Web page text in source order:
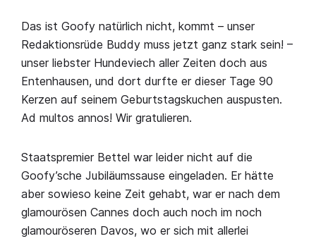
Das ist Goofy natürlich nicht, kommt – unser
Redaktionsrüde Buddy muss jetzt ganz stark sein! –
unser liebster Hundeviech aller Zeiten doch aus
Entenhausen, und dort durfte er dieser Tage 90
Kerzen auf seinem Geburtstagskuchen auspusten.
Ad multos annos! Wir gratulieren.
Staatspremier Bettel war leider nicht auf die
Goofy’sche Jubiläumssause eingeladen. Er hätte
aber sowieso keine Zeit gehabt, war er nach dem
glamourösen Cannes doch auch noch im noch
glamouröseren Davos, wo er sich mit allerlei